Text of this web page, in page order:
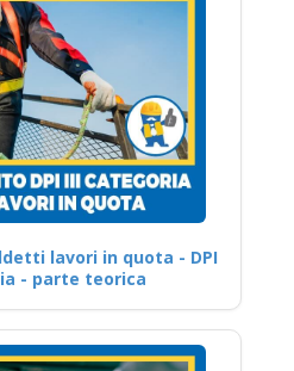
lavori in quota - DPI
- parte teorica